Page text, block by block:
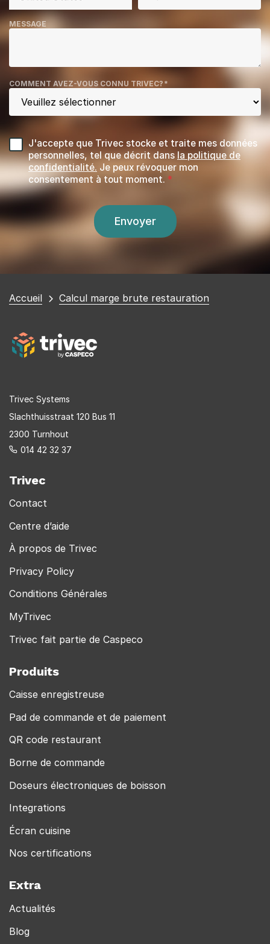
MESSAGE
COMMENT AVEZ-VOUS CONNU TRIVEC? *
J'accepte que Trivec stocke et traite mes données
personnelles, tel que décrit dans la politique de
confidentialité. Je peux révoquer mon
consentement à tout moment.
Vous
Accueil Calcul marge brute restauration
Trivec Systems
Slachthuisstraat 120 Bus 11
2300 Turnhout
014 42 32 37
Trivec
Contact
Centre d’aide
À propos de Trivec
Privacy Policy
Conditions Générales
MyTrivec
Trivec fait partie de Caspeco
Produits
Caisse enregistreuse
Pad de commande et de paiement
QR code restaurant
Borne de commande
Doseurs électroniques de boisson
Integrations
Écran cuisine
Nos certifications
Extra
Actualités
Blog